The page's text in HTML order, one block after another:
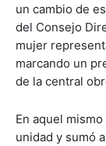
un cambio de
del Consejo
mujer
marcando un
de la central
En aquel
unidad y sumó